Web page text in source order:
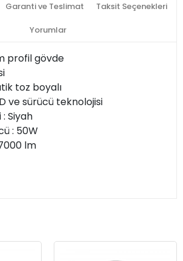
Garanti ve Teslimat Taksit Seçenekleri
Yorumlar
profil gövde
toz boyalı
ve sürücü teknolojisi
Siyah
: 50W
7000 lm